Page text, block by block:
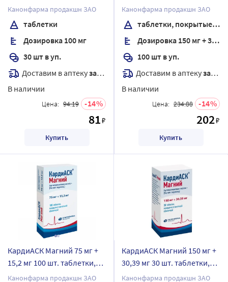
кишечнорастворимые,
покрытые пленочной
оболочкой
Канонфарма продакшн ЗАО
таблетки
Дозировка 100 мг
30 шт в уп.
Доставим в аптекузавтра
В наличии
Цена: 94.19 14
81₽
Купить
покрытые пленочной
оболочкой банка
Канонфарма продакшн ЗАО
таблетки, покрытые пленочной оболочкой
Дозировка 150 мг + 30,39 мг
100 шт в уп.
Доставим в аптекузавтра
В наличии
Цена: 234.88 14
202₽
Купить
КардиАСК Магний 75 мг +
15,2 мг 100 шт. таблетки,
покрытые пленочной
Канонфарма продакшн ЗАО
КардиАСК Магний 150 мг +
30,39 мг 30 шт. таблетки,
покрытые пленочной
Канонфарма продакшн ЗАО